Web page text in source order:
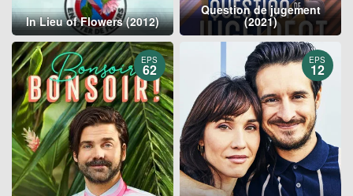
In Lieu of Flowers (2012)
Question de jugement
(2021)
EPS
62
EPS
12